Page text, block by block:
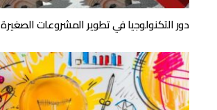
دور التكنولوجيا في تطوير المشروعات الصغيرة